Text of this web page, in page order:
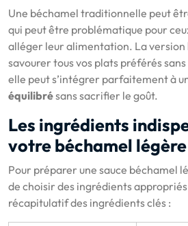
Une béchamel traditionnelle peut
qui peut être problématique pour
alléger leur alimentation. La version
savourer tous vos plats préférés
elle peut s’intégrer parfaitement à
équilibrésans sacrifier le goût.
Les ingrédients
votre béchamel
Pour préparer une sauce béchamel
de choisir des ingrédients
récapitulatif des ingrédients clés :